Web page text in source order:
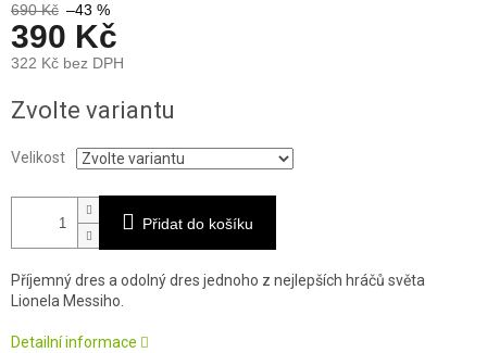
690 Kč –43 %
390 Kč
322 Kč bez DPH
cena:
Zvolte variantu
Velikost
Přidat do košíku
Příjemný dres a odolný dres jednoho z nejlepších hráčů světa
Lionela Messiho.
Detailní informace